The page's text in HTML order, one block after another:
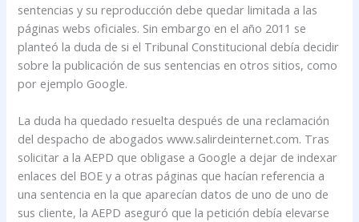
sentencias y su reproducción debe quedar limitada a las
páginas webs oficiales. Sin embargo en el año 2011 se
planteó la duda de si el Tribunal Constitucional debía decidir
sobre la publicación de sus sentencias en otros sitios, como
por ejemplo Google.
La duda ha quedado resuelta después de una reclamación
del despacho de abogados www.salirdeinternet.com. Tras
solicitar a la AEPD que obligase a Google a dejar de indexar
enlaces del BOE y a otras páginas que hacían referencia a
una sentencia en la que aparecían datos de uno de uno de
sus cliente, la AEPD aseguró que la petición debía elevarse